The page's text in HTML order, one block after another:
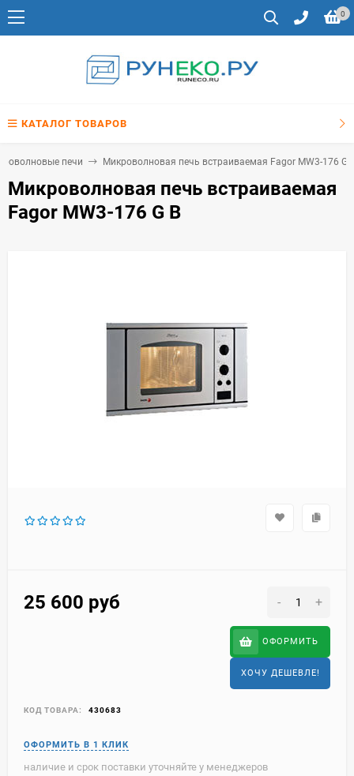
0
КАТАЛОГ ТОВАРОВ
печи Микроволновая печь встраиваемая Fagor MW3-176 G
Микроволновая печь встраиваемая
Fagor MW3-176 G B
25 600 руб - +
ОФОРМИТЬ
ХОЧУ ДЕШЕВЛЕ!
КОД ТОВАРА: 430683
наличие и срок поставки уточняйте у менеджеров